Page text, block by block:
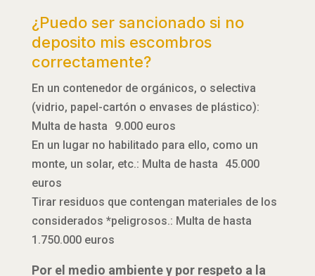
¿Puedo ser sancionado si no
deposito mis escombros
correctamente?
En un contenedor de orgánicos, o selectiva
(vidrio, papel-cartón o envases de plástico):
Multa de hasta 9.000 euros
En un lugar no habilitado para ello, como un
monte, un solar, etc.: Multa de hasta 45.000
euros
Tirar residuos que contengan materiales de los
considerados *peligrosos.: Multa de hasta
1.750.000 euros
Por el medio ambiente y por respeto a la